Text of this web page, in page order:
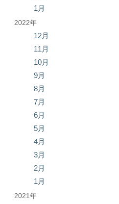
1月
2022年
12月
11月
10月
9月
8月
7月
6月
5月
4月
3月
2月
1月
2021年